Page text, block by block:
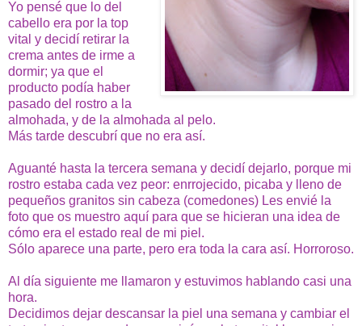
Yo pensé que lo del
cabello era por la top
vital y decidí retirar la
crema antes de irme a
dormir; ya que el
producto podía haber
pasado del rostro a la
almohada, y de la almohada al pelo.
Más tarde descubrí que no era así.
Aguanté hasta la tercera semana y decidí dejarlo, porque mi
rostro estaba cada vez peor: enrrojecido, picaba y lleno de
pequeños granitos sin cabeza (comedones) Les envié la
foto que os muestro aquí para que se hicieran una idea de
cómo era el estado real de mi piel.
Sólo aparece una parte, pero era toda la cara así. Horroroso.
Al día siguiente me llamaron y estuvimos hablando casi una
hora.
Decidimos dejar descansar la piel una semana y cambiar el